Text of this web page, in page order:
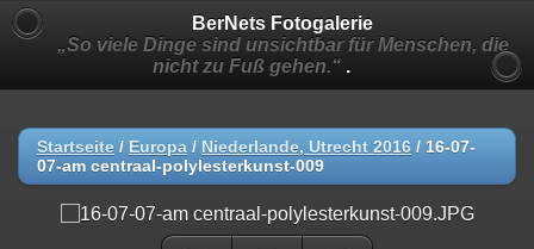
BerNets Fotogalerie
„So viele Dinge sind unsichtbar für Menschen, die
nicht zu Fuß gehen.“ .
Startseite / Europa / Niederlande, Utrecht 2016 / 16-07-
07-am centraal-polylesterkunst-009